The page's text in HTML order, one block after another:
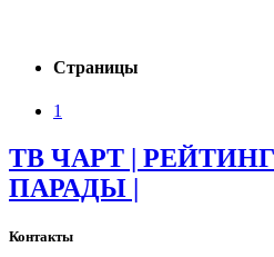
Страницы
1
ТВ ЧАРТ |
ПАРАДЫ |
Контакты